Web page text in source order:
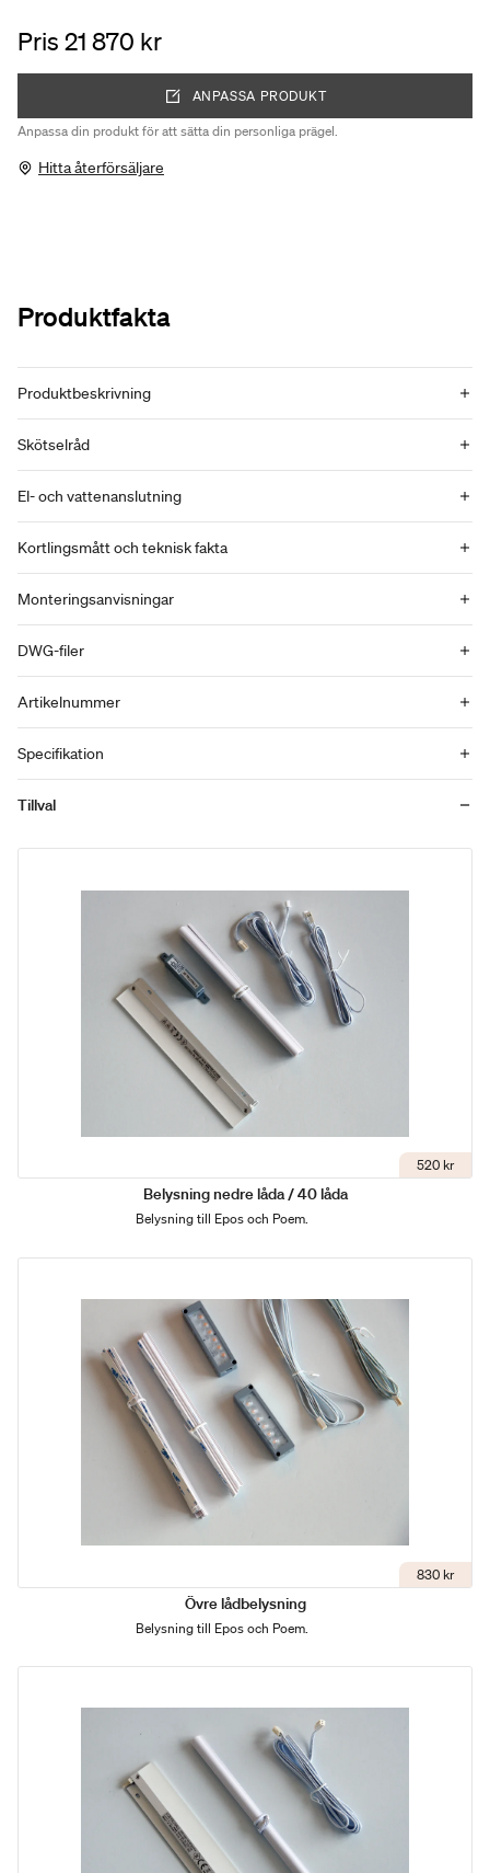
Pris 21 870 kr
ANPASSA PRODUKT
Anpassa din produkt för att sätta din personliga prägel.
Hitta återförsäljare
Produktfakta
Produktbeskrivning
Skötselråd
El- och vattenanslutning
Kortlingsmått och teknisk fakta
Monteringsanvisningar
DWG-filer
Artikelnummer
Specifikation
Tillval
520 kr
Belysning nedre låda / 40 låda
Belysning till Epos och Poem.
830 kr
Övre lådbelysning
Belysning till Epos och Poem.